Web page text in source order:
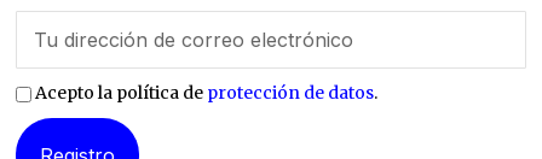
Acepto la política de protección de datos.